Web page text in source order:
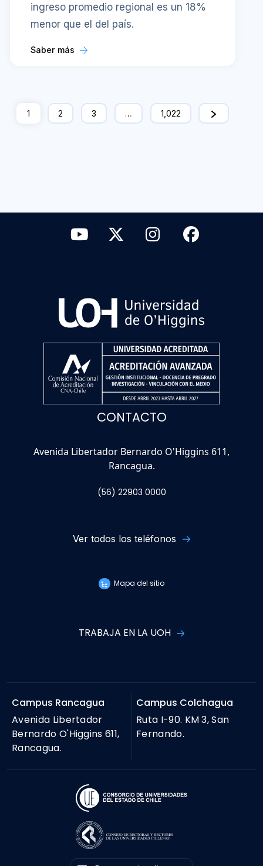
ingreso promedio regional es un 18%
menor que el del país.
Saber más
1 2 3 … 1,022
CONTACTO
Avenida Libertador Bernardo O'Higgins 611,
Rancagua.
(56) 22903 0000
Ver todos los teléfonos
Mapa del sitio
TRABAJA EN LA UOH
Campus Rancagua
Avenida Libertador
Bernardo O'Higgins 611,
Rancagua.
Campus Colchagua
Ruta I-90. KM 3, San
Fernando.